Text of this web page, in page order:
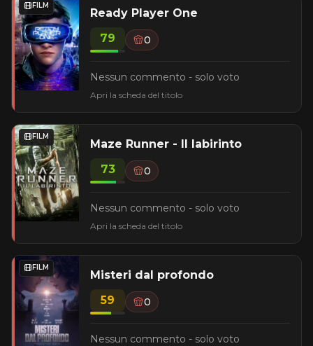
FILM
Ready Player One
79
0
Nessun commento - solo voto
Apri la scheda del titolo
FILM
Maze Runner - Il labirinto
73
0
Nessun commento - solo voto
Apri la scheda del titolo
FILM
Misteri dal profondo
59
0
Nessun commento - solo voto